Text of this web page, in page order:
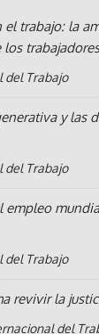
el trabajo: la
trabajadores
del Trabajo
y las
del Trabajo
empleo
del Trabajo
revivir la
del